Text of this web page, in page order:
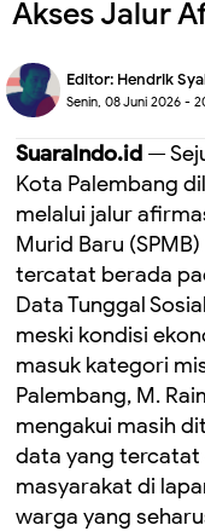
Akses Jalur
Editor: Hendrik
Senin, 08 Juni 2026 -
SuaraIndo.id —
Kota Palembang
melalui jalur
Murid Baru
tercatat berada
Data Tunggal
meski kondisi
masuk kategori
Palembang, M.
mengakui masih
data yang tercatat
masyarakat di
warga yang